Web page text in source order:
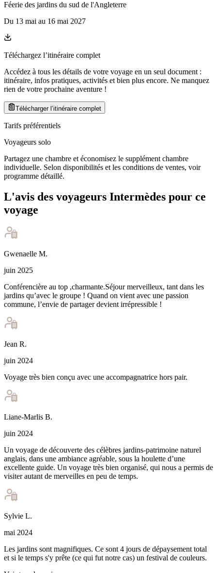
Féerie des jardins du sud de l'Angleterre
Du 13 mai au 16 mai 2027
Téléchargez l’itinéraire complet
Accédez à tous les détails de votre voyage en un seul document :
itinéraire, infos pratiques, activités et bien plus encore. Ne manquez
rien de votre prochaine aventure !
Télécharger l’itinéraire complet
Tarifs préférentiels
Voyageurs solo
Partagez une chambre et économisez le supplément chambre
individuelle. Selon disponibilités et les conditions de ventes, voir
programme détaillé.
L'avis des voyageurs Intermèdes pour ce
voyage
Gwenaelle M.
juin 2025
Conférencière au top ,charmante.Séjour merveilleux, tant dans les
jardins qu’avec le groupe ! Quand on vient avec une passion
commune, l’envie de partager devient irrépressible !
Jean R.
juin 2024
Voyage très bien conçu avec une accompagnatrice hors pair.
Liane-Marlis B.
juin 2024
Un voyage de découverte des célèbres jardins-patrimoine naturel
anglais, dans une ambiance agréable, sous la houlette d’une
excellente guide. Un voyage très bien organisé, qui nous a permis de
visiter autant de merveilles en peu de temps.
Sylvie L.
mai 2024
Les jardins sont magnifiques. Ce sont 4 jours de dépaysement total
et si le temps s'y prête (ce qui fut notre cas) un festival de couleurs.